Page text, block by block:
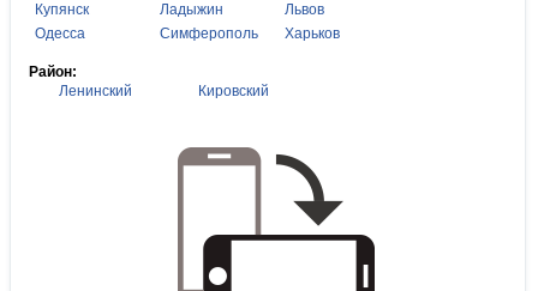
Купянск
Ладыжин
Львов
Одесса
Симферополь Харьков
Район:
Ленинский
Кировский